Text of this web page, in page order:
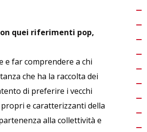
quei riferimenti pop,
e far comprendere a chi
che ha la raccolta dei
di preferire i vecchi
e caratterizzanti della
alla collettività e